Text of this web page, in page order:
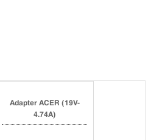
Adapter ACER (19V-
4.74A)